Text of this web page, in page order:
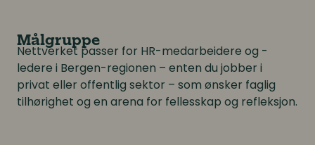
Målgruppe
Nettverket passer for HR-medarbeidere og -
ledere i Bergen-regionen – enten du jobber i
privat eller offentlig sektor – som ønsker faglig
tilhørighet og en arena for fellesskap og refleksjon.